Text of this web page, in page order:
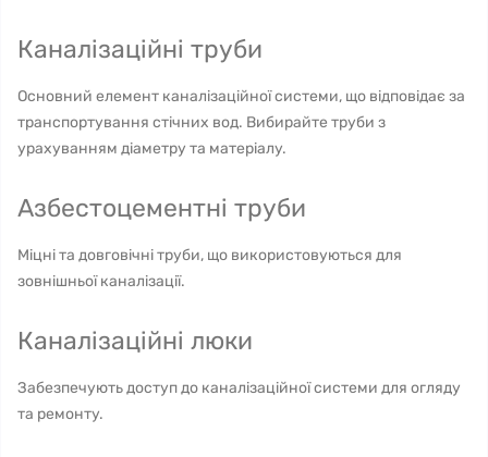
Каналізаційні труби
Основний елемент каналізаційної системи, що відповідає за
транспортування стічних вод. Вибирайте труби з
урахуванням діаметру та матеріалу.
Азбестоцементні труби
Міцні та довговічні труби, що використовуються для
зовнішньої каналізації.
Каналізаційні люки
Забезпечують доступ до каналізаційної системи для огляду
та ремонту.